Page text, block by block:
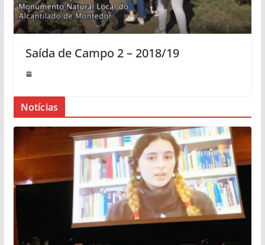
Saída de Campo 2 – 2018/19
Notícias